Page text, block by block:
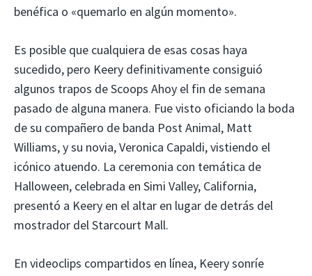
benéfica o «quemarlo en algún momento».
Es posible que cualquiera de esas cosas haya
sucedido, pero Keery definitivamente consiguió
algunos trapos de Scoops Ahoy el fin de semana
pasado de alguna manera. Fue visto oficiando la boda
de su compañero de banda Post Animal, Matt
Williams, y su novia, Veronica Capaldi, vistiendo el
icónico atuendo. La ceremonia con temática de
Halloween, celebrada en Simi Valley, California,
presentó a Keery en el altar en lugar de detrás del
mostrador del Starcourt Mall.
En videoclips compartidos en línea, Keery sonríe